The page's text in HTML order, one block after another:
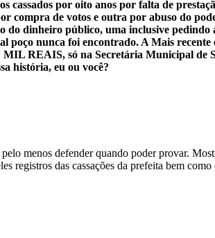
por oito anos por falta de
compra de votos e outra por abuso do
dinheiro público, uma inclusive pedindo
poço nunca foi encontrado. A Mais
REAIS, só na Secretária Municipal de
história, eu ou você?
menos defender quando poder provar.
das cassações da prefeita bem